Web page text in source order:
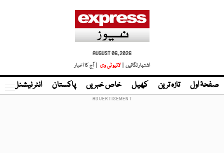
AUGUST 06, 2026
اشتہار لگائیں |
لائیو ٹی وی | آج کا اخبار
صفحۂ اول تازہ ترین کھیل خاص خبریں پاکستان انٹر نیشنل